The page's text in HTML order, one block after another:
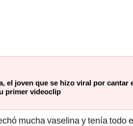
el joven que se hizo viral por cantar
primer videoclip
mucha vaselina y tenía todo